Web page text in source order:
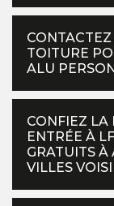
TOITURE
ALU
CONFIEZ LA
ENTRÉE À
GRATUITS À
VILLES